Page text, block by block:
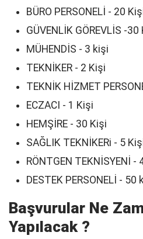
BÜRO PERSONELİ - 20
GÜVENLİK GÖREVLİS -30
MÜHENDİS - 3 kişi
TEKNİKER - 2 Kişi
TEKNİK HİZMET
ECZACI - 1 Kişi
HEMŞİRE - 30 Kişi
SAĞLIK TEKNİKERi - 5
RÖNTGEN TEKNİSYENİ -
DESTEK PERSONELİ - 50
Başvurular Ne
Yapılacak ?